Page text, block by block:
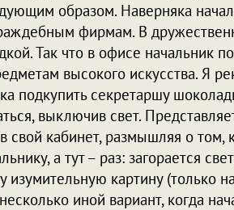
образом. Наверняка
фирмам. В
Так что в офисе начальник
высокого искусства. Я
подкупить секретаршу
выключив свет.
свой кабинет, размышляя о
а тут – раз: загорается
изумительную картину (только
иной вариант, когда